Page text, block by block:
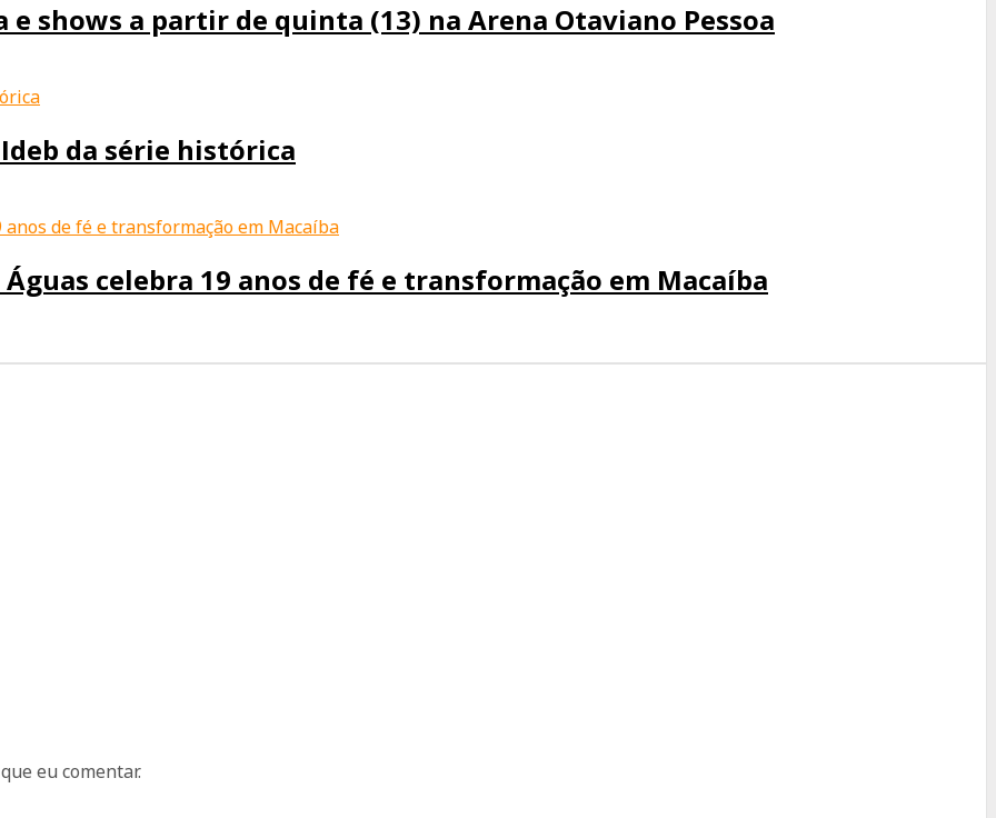
e shows a partir de quinta (13) na Arena Otaviano Pessoa
da série histórica
celebra 19 anos de fé e transformação em Macaíba
eu comentar.